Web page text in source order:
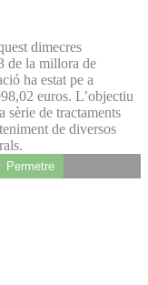
dimecres
de la millora de
ha estat pe a
euros. L’objectiu
sèrie de tractaments
de diversos
Permetre